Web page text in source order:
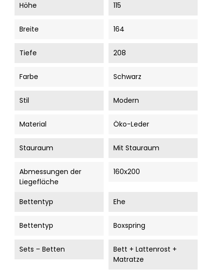
Höhe 115
Breite 164
Tiefe 208
Farbe Schwarz
Stil Modern
Material Öko-Leder
Stauraum Mit Stauraum
Abmessungen der
Liegefläche
160x200
Bettentyp Ehe
Bettentyp Boxspring
Sets – Betten
Bett + Lattenrost +
Matratze